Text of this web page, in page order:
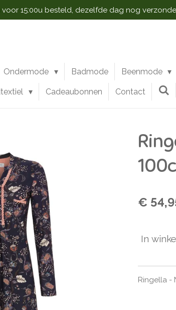
15:00u besteld, dezelfde dag nog
Ondermode Badmode Beenmode
Cadeaubonnen Contact
€
In
Ringella -